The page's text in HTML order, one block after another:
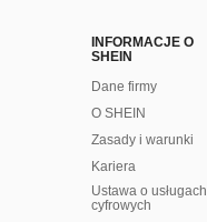
INFORMACJE O
SHEIN
Dane firmy
O SHEIN
Zasady i warunki
Kariera
Ustawa o usługach
cyfrowych